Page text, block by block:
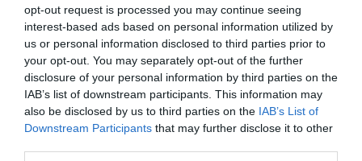
opt-out request is processed you may continue seeing
interest-based ads based on personal information utilized by
us or personal information disclosed to third parties prior to
your opt-out. You may separately opt-out of the further
disclosure of your personal information by third parties on the
IAB’s list of downstream participants. This information may
also be disclosed by us to third parties on the IAB’s List of
Downstream Participants that may further disclose it to other
sans préjuges a commenté :
13 mars 2022 - 15 h 29 min
Honnêtement, je n’ai jamais comprit la stratégie de LH. Les
Allemands sont très malins et intelligents en général mais
dans le domaine de l’aviation ils ne comprennent rien.
RÉPONDRE